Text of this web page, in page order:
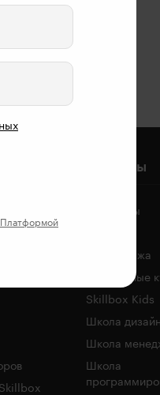
Проекты
Вебинары
Распродажа
Бесплатные
Skillbox Kids
Школа
Школа
Школа
Платформой